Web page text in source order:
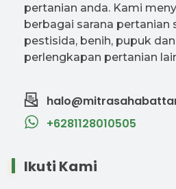
pertanian anda. Kami
berbagai sarana pertanian
pestisida, benih, pupuk dan
perlengkapan pertanian
+6281128010505
Ikuti Kami